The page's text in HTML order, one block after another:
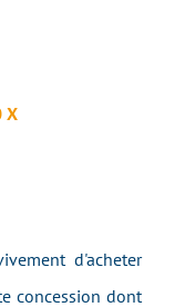
X
d'acheter
concession dont